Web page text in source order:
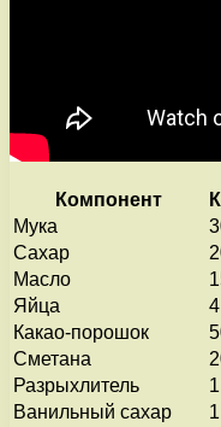
Компонент
Мука
Сахар
Масло
Яйца
Какао-порошок
Сметана
Разрыхлитель
Ванильный сахар